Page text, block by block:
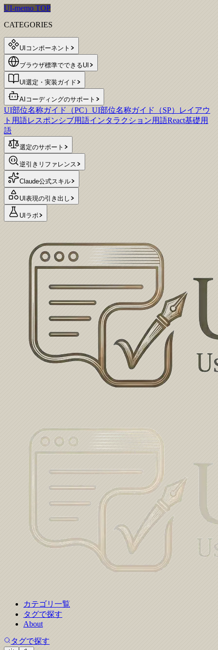
UI-memo TOP
CATEGORIES
UIコンポーネント
ブラウザ標準でできるUI
UI選定・実装ガイド
AIコーディングのサポート
UI部位名称ガイド（PC） UI部位名称ガイド（SP）
レイアウ
ト用語レスポンシブ用語インタラクション用語React基礎用
語
選定のサポート
逆引きリファレンス
Claude公式スキル
UI表現の引き出し
UIラボ
カテゴリ一覧
タグで探す
About
タグで探す